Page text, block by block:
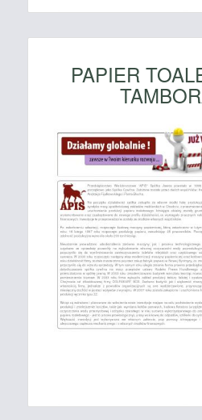
PAPIER